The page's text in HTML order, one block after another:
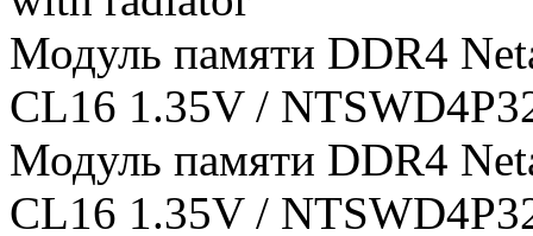
Модуль памяти DDR4
CL16 1.35V /
Модуль памяти DDR4
CL16 1.35V /